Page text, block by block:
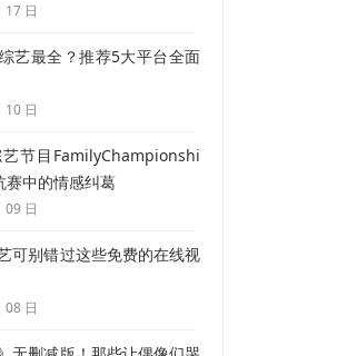
17 日
艺最全？推荐5大平台全面
10 日
节目FamilyChampionshi
赛中的情感纠葛
09 日
可别错过这些免费的在线视
08 日